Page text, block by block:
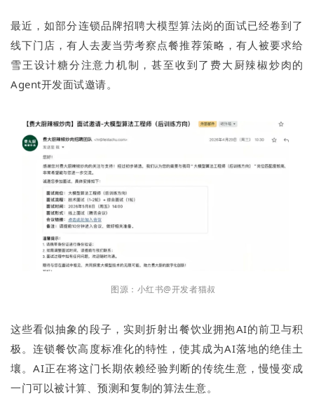
最近，如部分连锁品牌招聘大模型算法岗的面试已经卷到了
线下门店，有人去麦当劳考察点餐推荐策略，有人被要求给
雪王设计糖分注意力机制，甚至收到了费大厨辣椒炒肉的
Agent开发面试邀请。
图源：小红书@开发者猫叔
这些看似抽象的段子，实则折射出餐饮业拥抱AI的前卫与积
极。连锁餐饮高度标准化的特性，使其成为AI落地的绝佳土
壤。AI正在将这门长期依赖经验判断的传统生意，慢慢变成
一门可以被计算、预测和复制的算法生意。